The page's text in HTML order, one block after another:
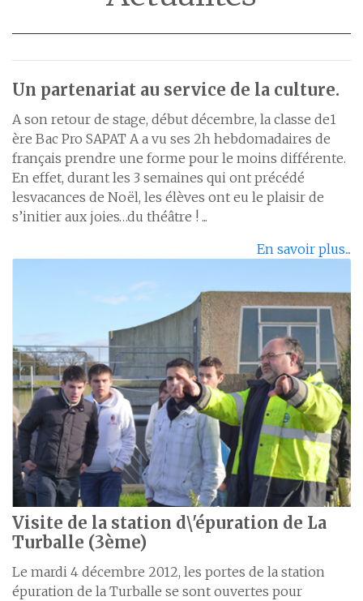
Un partenariat au service de la culture.
A son retour de stage, début décembre, la classe de1
ère Bac Pro SAPAT A a vu ses 2h hebdomadaires de
français prendre une forme pour le moins différente.
En effet, durant les 3 semaines qui ont précédé
lesvacances de Noël, les élèves ont eu le plaisir de
s’initier aux joies…du théâtre ! ...
En savoir plus...
Visite de la station d\'épuration de La
Turballe (3ème)
Le mardi 4 décembre 2012, les portes de la station
épuration de la Turballe se sont ouvertes pour